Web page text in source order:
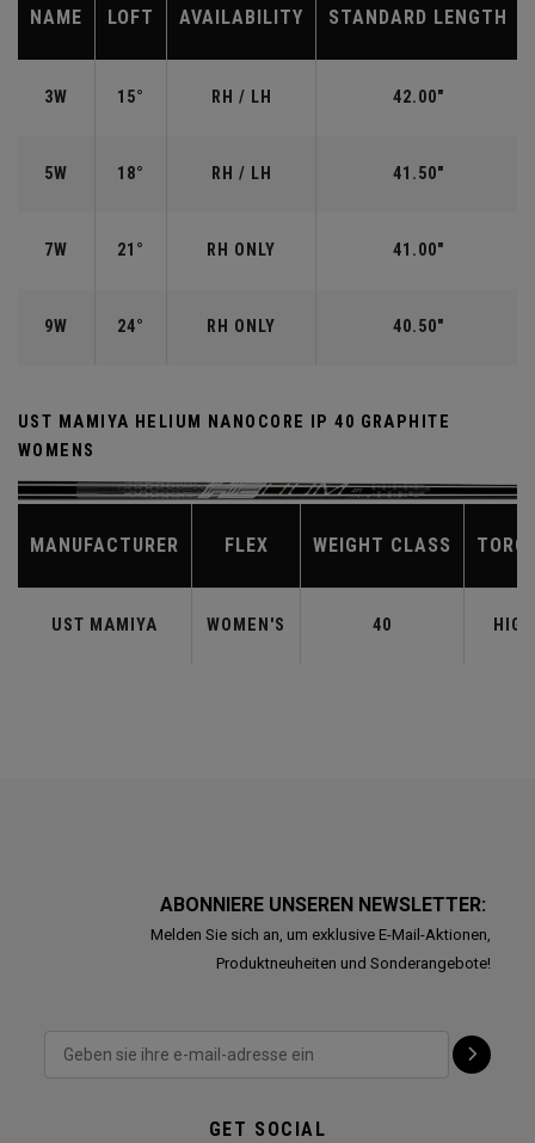
NAME LOFT AVAILABILITY STANDARD LENGTH
3W 15° RH / LH 42.00"
5W 18° RH / LH 41.50"
7W 21° RH ONLY 41.00"
9W 24° RH ONLY 40.50"
UST MAMIYA HELIUM NANOCORE IP 40 GRAPHITE
WOMENS
MANUFACTURER FLEX WEIGHT CLASS
UST MAMIYA WOMEN'S 40 HIGH
ABONNIERE UNSEREN NEWSLETTER:
Melden Sie sich an, um exklusive E-Mail-Aktionen,
Produktneuheiten und Sonderangebote!
GET SOCIAL